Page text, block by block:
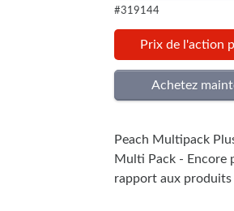
#319144
Prix de l'action
Peach Multipack
Multi Pack - Encore
rapport aux